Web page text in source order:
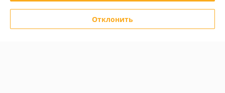
Сайт создан на платформе Deal.by
Отклонить